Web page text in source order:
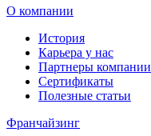
О компании
История
Карьера у нас
Партнеры компании
Сертификаты
Полезные статьи
Франчайзинг